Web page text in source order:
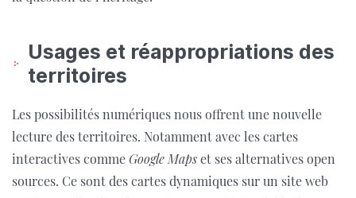
Usages et réappropriations des
territoires
Les possibilités numériques nous offrent une nouvelle
lecture des territoires. Notamment avec les cartes
interactives commeGoogle Mapset ses alternatives open
sources. Ce sont des cartes dynamiques sur un site web